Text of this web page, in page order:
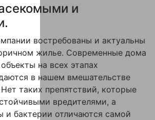
и
востребованы и актуальны
жилье. Современные дома
на всех этапах
в нашем вмешательстве
таких препятствий, которые
вредителями, а
и бактерии отличаются самой